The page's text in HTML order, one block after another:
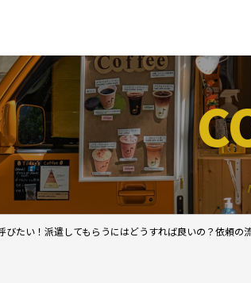
びたい！派遣してもらうにはどうすれば良いの？依頼の